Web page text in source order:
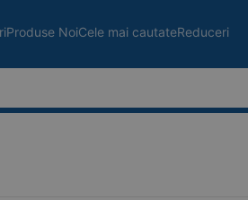
Produse NoiCele mai cautateReduceri